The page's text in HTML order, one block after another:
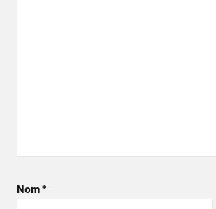
Nom*